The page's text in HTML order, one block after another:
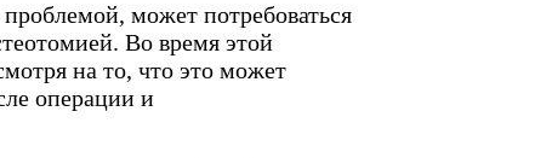
может потребоваться
Во время этой
на то, что это может
операции и